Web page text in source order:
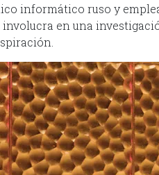
informático ruso y
en una